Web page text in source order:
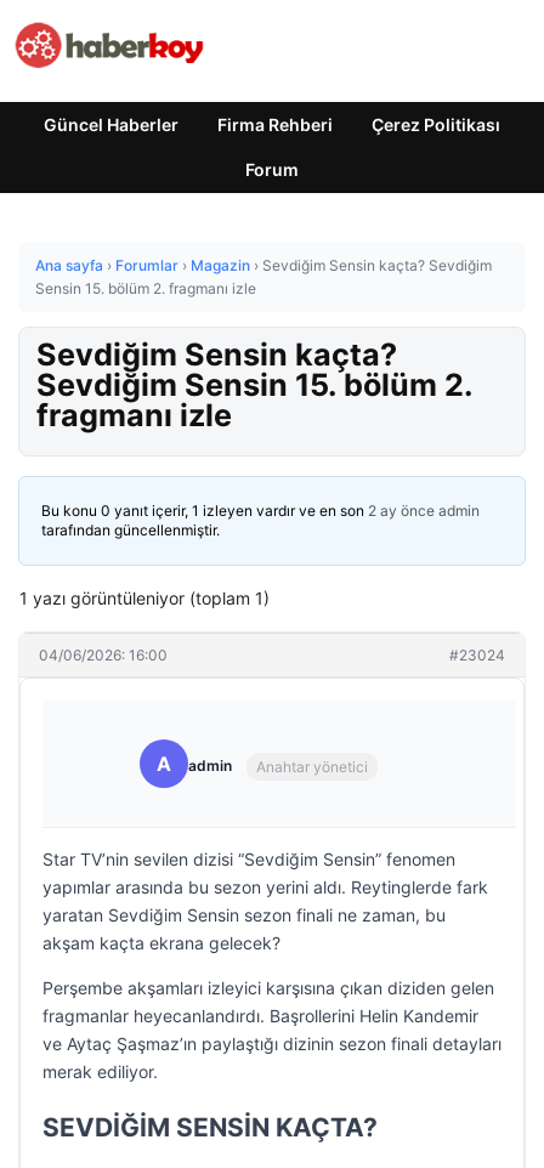
Güncel Haberler Firma Rehberi Çerez Politikası
Forum
Ana sayfa › Forumlar › Magazin › Sevdiğim Sensin kaçta? Sevdiğim
Sensin 15. bölüm 2. fragmanı izle
Sevdiğim Sensin kaçta?
Sevdiğim Sensin 15. bölüm 2.
fragmanı izle
Bu konu 0 yanıt içerir, 1 izleyen vardır ve en son 2 ay önce admin
tarafından güncellenmiştir.
1 yazı görüntüleniyor (toplam 1)
04/06/2026: 16:00 #23024
A admin Anahtar yönetici
Star TV’nin sevilen dizisi “Sevdiğim Sensin” fenomen
yapımlar arasında bu sezon yerini aldı. Reytinglerde fark
yaratan Sevdiğim Sensin sezon finali ne zaman, bu
akşam kaçta ekrana gelecek?
Perşembe akşamları izleyici karşısına çıkan diziden gelen
fragmanlar heyecanlandırdı. Başrollerini Helin Kandemir
ve Aytaç Şaşmaz’ın paylaştığı dizinin sezon finali detayları
merak ediliyor.
SEVDİĞİM SENSİN KAÇTA?